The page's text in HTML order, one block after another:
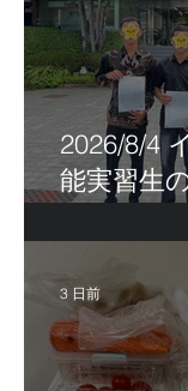
2026/8/4
能実習生
3 日前